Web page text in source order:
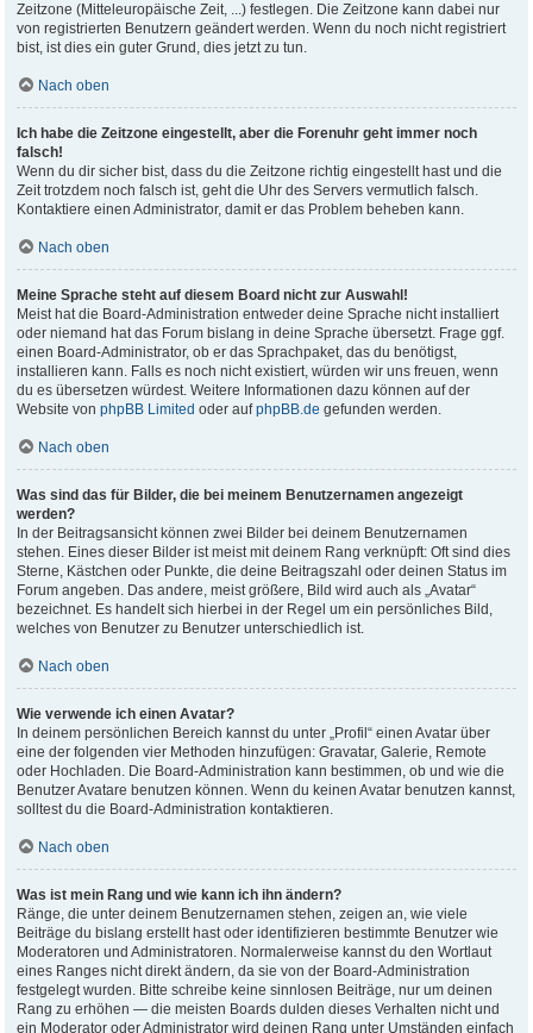
Zeitzone (Mitteleuropäische Zeit, ...) festlegen. Die Zeitzone kann dabei nur
von registrierten Benutzern geändert werden. Wenn du noch nicht registriert
bist, ist dies ein guter Grund, dies jetzt zu tun.
Nach oben
Ich habe die Zeitzone eingestellt, aber die Forenuhr geht immer noch
falsch!
Wenn du dir sicher bist, dass du die Zeitzone richtig eingestellt hast und die
Zeit trotzdem noch falsch ist, geht die Uhr des Servers vermutlich falsch.
Kontaktiere einen Administrator, damit er das Problem beheben kann.
Nach oben
Meine Sprache steht auf diesem Board nicht zur Auswahl!
Meist hat die Board-Administration entweder deine Sprache nicht installiert
oder niemand hat das Forum bislang in deine Sprache übersetzt. Frage ggf.
einen Board-Administrator, ob er das Sprachpaket, das du benötigst,
installieren kann. Falls es noch nicht existiert, würden wir uns freuen, wenn
du es übersetzen würdest. Weitere Informationen dazu können auf der
Website vonphpBB Limited oder aufphpBB.de gefunden werden.
Nach oben
Was sind das für Bilder, die bei meinem Benutzernamen angezeigt
werden?
In der Beitragsansicht können zwei Bilder bei deinem Benutzernamen
stehen. Eines dieser Bilder ist meist mit deinem Rang verknüpft: Oft sind dies
Sterne, Kästchen oder Punkte, die deine Beitragszahl oder deinen Status im
Forum angeben. Das andere, meist größere, Bild wird auch als „Avatar“
bezeichnet. Es handelt sich hierbei in der Regel um ein persönliches Bild,
welches von Benutzer zu Benutzer unterschiedlich ist.
Nach oben
Wie verwende ich einen Avatar?
In deinem persönlichen Bereich kannst du unter „Profil“ einen Avatar über
eine der folgenden vier Methoden hinzufügen: Gravatar, Galerie, Remote
oder Hochladen. Die Board-Administration kann bestimmen, ob und wie die
Benutzer Avatare benutzen können. Wenn du keinen Avatar benutzen kannst,
solltest du die Board-Administration kontaktieren.
Nach oben
Was ist mein Rang und wie kann ich ihn ändern?
Ränge, die unter deinem Benutzernamen stehen, zeigen an, wie viele
Beiträge du bislang erstellt hast oder identifizieren bestimmte Benutzer wie
Moderatoren und Administratoren. Normalerweise kannst du den Wortlaut
eines Ranges nicht direkt ändern, da sie von der Board-Administration
festgelegt wurden. Bitte schreibe keine sinnlosen Beiträge, nur um deinen
Rang zu erhöhen — die meisten Boards dulden dieses Verhalten nicht und
ein Moderator oder Administrator wird deinen Rang unter Umständen einfach